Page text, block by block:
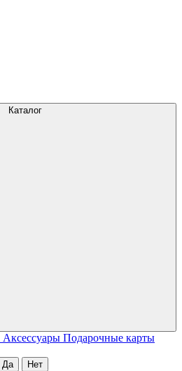
Каталог
Аксессуары Подарочные карты
Да Нет